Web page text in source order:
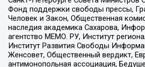
Фонд поддержки свободы прессы,
Человек и Закон, Общественная
наследия академика Сахарова,
агентство МЕМО. РУ, Институт
Институт Развития Свободы
Женсовет, Общественный вердикт,
антимонопольная ассоциация,